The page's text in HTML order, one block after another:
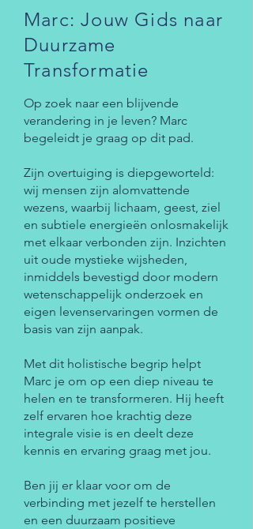
Op zoek naar een blijvende
verandering in je leven? Marc
begeleidt je graag op dit pad.
Zijn overtuiging is diepgeworteld:
wij mensen zijn alomvattende
wezens, waarbij lichaam, geest, ziel
en subtiele energieën onlosmakelijk
met elkaar verbonden zijn. Inzichten
uit oude mystieke wijsheden,
inmiddels bevestigd door modern
wetenschappelijk onderzoek en
eigen levenservaringen vormen de
basis van zijn aanpak.
Met dit holistische begrip helpt
Marc je om op een diep niveau te
helen en te transformeren. Hij heeft
zelf ervaren hoe krachtig deze
integrale visie is en deelt deze
kennis en ervaring graag met jou.
Ben jij er klaar voor om de
verbinding met jezelf te herstellen
en een duurzaam positieve
Marc: Jouw Gids naar
Duurzame
Transformatie